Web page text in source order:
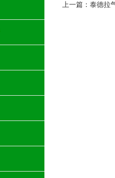
上一篇： 泰德拉